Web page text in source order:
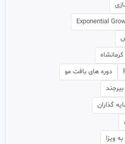
Exponential
دوره های بافت مو
گذاران
ویزا